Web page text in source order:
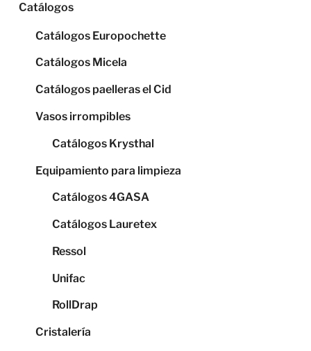
Catálogos
Catálogos Europochette
Catálogos Micela
Catálogos paelleras el Cid
Vasos irrompibles
Catálogos Krysthal
Equipamiento para limpieza
Catálogos 4GASA
Catálogos Lauretex
Ressol
Unifac
RollDrap
Cristalería